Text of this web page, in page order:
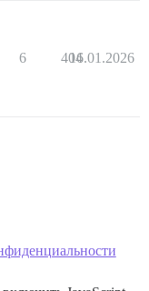
6 404
16.01.2026